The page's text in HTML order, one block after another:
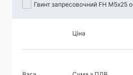
Гвинт запресовочний FH М5х25
Ціна